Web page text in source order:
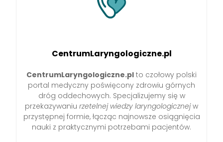
CentrumLaryngologiczne.pl
CentrumLaryngologiczne.pl to czołowy polski
portal medyczny poświęcony zdrowiu górnych
dróg oddechowych. Specjalizujemy się w
przekazywaniu rzetelnej wiedzy laryngologicznejw
przystępnej formie, łącząc najnowsze osiągnięcia
nauki z praktycznymi potrzebami pacjentów.